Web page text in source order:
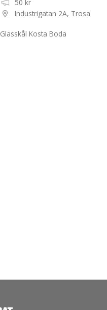
50 kr
Industrigatan 2A, Trosa
Glasskål Kosta Boda